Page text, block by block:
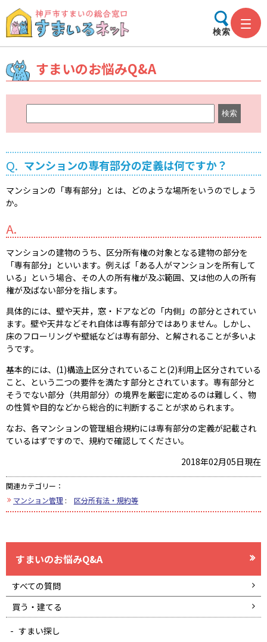
検索
すまいのお悩みQ&A
ー
ド
索
Q. マンションの専有部分の定義は何ですか？
マンションの「専有部分」とは、どのような場所をいうのでしょう
か。
A.
マンションの建物のうち、区分所有権の対象となる建物の部分を
「専有部分」といいます。例えば「ある人がマンションを所有して
いる」という場合、その人の所有権が及ぶ範囲、又は他の人の所有
権が及ばない部分を指します。
具体的には、壁や天井，窓・ドアなどの「内側」の部分とされてい
ます。壁や天井などそれ自体は専有部分ではありません。しかし、
床のフローリングや壁紙などは専有部分、と解されることが多いよ
うです。
基本的には、(1)構造上区分されていること(2)利用上区分されている
こと、という二つの要件を満たす部分とされています。専有部分と
そうでない部分（共用部分）の境界を厳密に定めるのは難しく、物
の性質や目的などから総合的に判断することが求められます。
なお、各マンションの管理組合規約には専有部分の定義が記載され
ているはずですので、規約で確認してください。
2018年02月05日現在
関連カテゴリー：
マンション管理 : 区分所有法・規約等
すまいのお悩みQ&A
すべての質問
買う・建てる
すまい探し